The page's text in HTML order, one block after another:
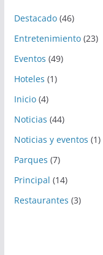
Destacado(46)
Entretenimiento(23)
Eventos (49)
Hoteles (1)
Inicio(4)
Noticias (44)
Noticias y eventos (1)
Parques (7)
Principal (14)
Restaurantes (3)